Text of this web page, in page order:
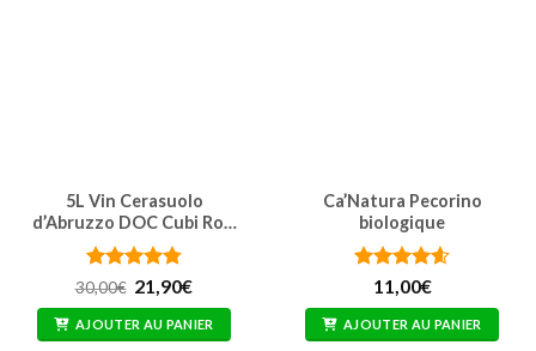
5L Vin Cerasuolo
d’Abruzzo DOC Cubi Ro…
Note 4.76
sur 5
30,00€ Le
prix
initial
était :
21,90€Le
actuel
est :
AJOUTER AU PANIER
Ca’Natura Pecorino
biologique
Note 4.57
11,00€
AJOUTER AU PANIER